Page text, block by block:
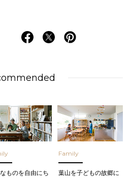
ものを自由にち
Family
葉山を子どもの故郷に